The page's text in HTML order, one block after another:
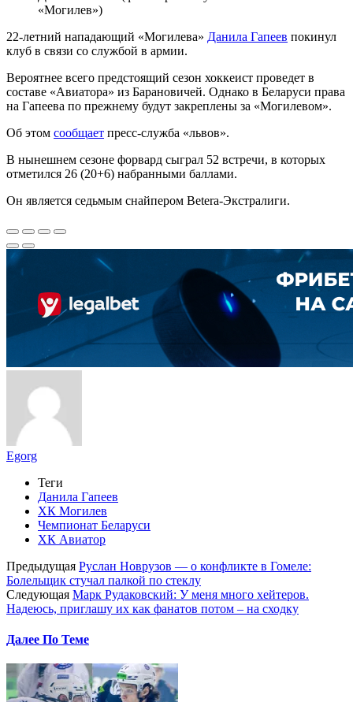
«Могилев»)
22-летний нападающий «Могилева» Данила Гапеев покинул
клуб в связи со службой в армии.
Вероятнее всего предстоящий сезон хоккеист проведет в
составе «Авиатора» из Барановичей. Однако в Беларуси права
на Гапеева по прежнему будут закреплены за «Могилевом».
Об этом сообщает пресс-служба «львов».
В нынешнем сезоне форвард сыграл 52 встречи, в которых
отметился 26 (20+6) набранными баллами.
Он является седьмым снайпером Betera-Экстралиги.
Egorg
Теги
Данила Гапеев
ХК Могилев
Чемпионат Беларуси
ХК Авиатор
Предыдущая Руслан Новрузов — о конфликте в Гомеле:
Болельщик стучал палкой по стеклу
Следующая Марк Рудаковский: У меня много хейтеров.
Надеюсь, приглашу их как фанатов потом – на сходку
Далее По Теме